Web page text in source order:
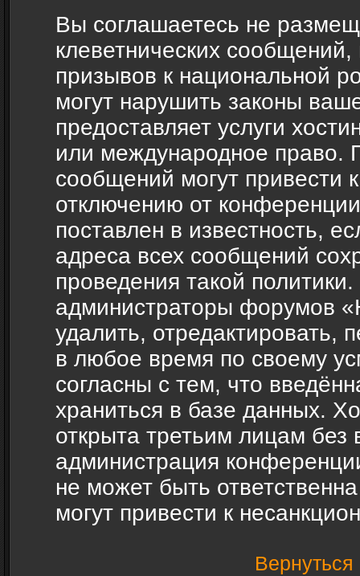
Вы соглашаетесь не
клеветнических
призывов к национальной
могут нарушить законы
предоставляет услуги
или международное право.
сообщений могут привести
отключению от
поставлен в известность,
адреса всех сообщений
проведения такой
администраторы форумов
удалить, отредактировать,
в любое время по своему
согласны с тем, что
храниться в базе данных.
открыта третьим лицам
администрация
не может быть
могут привести к